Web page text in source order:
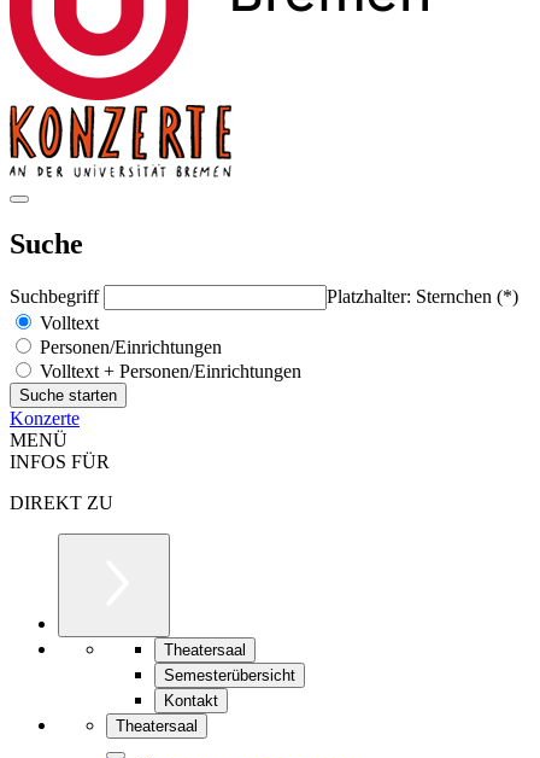
Suche
Suchbegriff
Platzhalter: Sternchen (*)
Volltext
Personen/Einrichtungen
Volltext + Personen/Einrichtungen
Konzerte
MENÜ
INFOS FÜR
DIREKT ZU
Theatersaal
Semesterübersicht
Kontakt
Theatersaal